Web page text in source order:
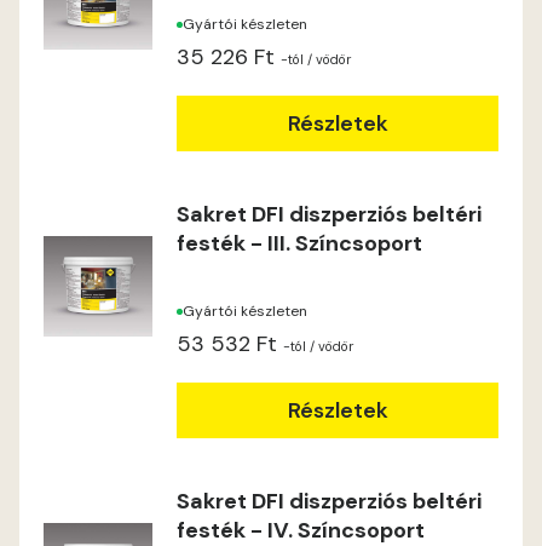
Gyártói készleten
35 226 Ft -tól / vödör
Részletek
Sakret DFI diszperziós beltéri
festék - III. Színcsoport
Gyártói készleten
53 532 Ft -tól / vödör
Részletek
Sakret DFI diszperziós beltéri
festék - IV. Színcsoport